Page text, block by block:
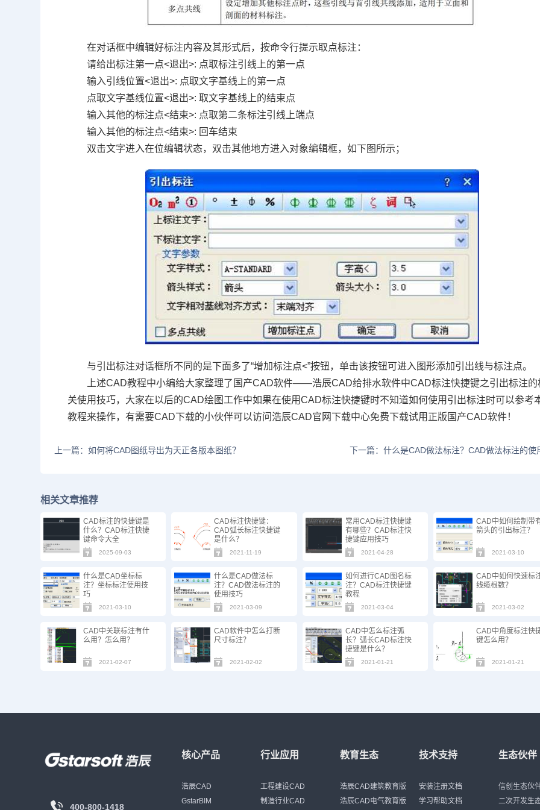
在对话框中编辑好标注内容及其形式后，按命令行提示取点标注：
请给出标注第一点<退出>: 点取标注引线上的第一点
输入引线位置<退出>: 点取文字基线上的第一点
点取文字基线位置<退出>: 取文字基线上的结束点
输入其他的标注点<结束>: 点取第二条标注引线上端点
输入其他的标注点<结束>: 回车结束
双击文字进入在位编辑状态，双击其他地方进入对象编辑框，如下图所示；
与引出标注对话框所不同的是下面多了“增加标注点<”按钮，单击该按钮可进入图形添加引出线与标注点。
上述CAD教程中小编给大家整理了国产CAD软件——浩辰CAD给排水软件中CAD标注快捷键之引出标注的
关使用技巧，大家在以后的CAD绘图工作中如果在使用CAD标注快捷键时不知道如何使用引出标注时可以参考
教程来操作，有需要CAD下载的小伙伴可以访问浩辰CAD官网下载中心免费下载试用正版国产CAD软件！
上一篇：如何将CAD图纸导出为天正各版本图纸？ 下一篇：什么是CAD做法标注？CAD做法标注的使
相关文章推荐
CAD标注的快捷键是
什么？CAD标注快捷
键命令大全
2025-09-03
CAD标注快捷键：
CAD弧长标注快捷键
是什么？
2021-11-19
常用CAD标注快捷键
有哪些？CAD标注快
捷键应用技巧
2021-04-28
CAD中如何绘制带
箭头的引出标注？
2021-03-10
什么是CAD坐标标
注？坐标标注使用技
巧
2021-03-10
什么是CAD做法标
注？CAD做法标注的
使用技巧
2021-03-09
如何进行CAD图名标
注？CAD标注快捷键
教程
2021-03-04
CAD中如何快速标
线缆根数？
2021-03-02
CAD中关联标注有什
么用？怎么用？
2021-02-07
CAD软件中怎么打断
尺寸标注？
2021-02-02
CAD中怎么标注弧
长？弧长CAD标注快
捷键是什么？
2021-01-21
CAD中角度标注快
键怎么用？
2021-01-21
400-800-1418
核心产品
浩辰CAD
GstarBIM
行业应用
工程建设CAD
制造行业CAD
教育生态
浩辰CAD建筑教育版
浩辰CAD电气教育版
技术支持
安装注册文档
学习帮助文档
生态伙伴
信创生态伙
二次开发生